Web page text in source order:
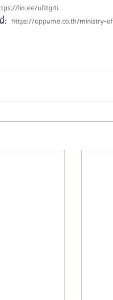
lin.ee/ufItg4L
: https://oppame.co.th/ministry-